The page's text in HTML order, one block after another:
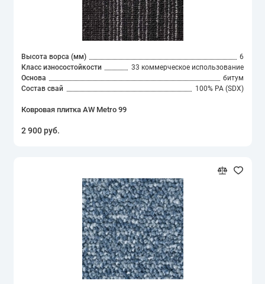
Высота ворса (мм)
6
Класс износостойкости
33 коммерческое использование
Основа
битум
Состав свай
100% PA (SDX)
Ковровая плитка AW Metro 99
2 900 руб.